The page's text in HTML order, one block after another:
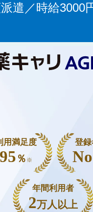
遣／時給
用満足度
95 ％ ※
登
年間利用者
2万人以上